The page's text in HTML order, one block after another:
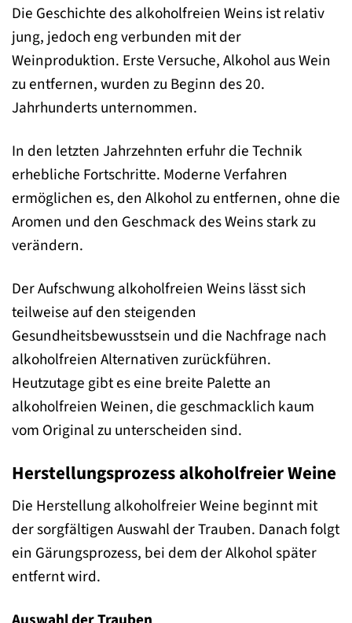
Die Geschichte des alkoholfreien Weins ist relativ
jung, jedoch eng verbunden mit der
Weinproduktion. Erste Versuche, Alkohol aus Wein
zu entfernen, wurden zu Beginn des 20.
Jahrhunderts unternommen.
In den letzten Jahrzehnten erfuhr die Technik
erhebliche Fortschritte. Moderne Verfahren
ermöglichen es, den Alkohol zu entfernen, ohne die
Aromen und den Geschmack des Weins stark zu
verändern.
Der Aufschwung alkoholfreien Weins lässt sich
teilweise auf den steigenden
Gesundheitsbewusstsein und die Nachfrage nach
alkoholfreien Alternativen zurückführen.
Heutzutage gibt es eine breite Palette an
alkoholfreien Weinen, die geschmacklich kaum
vom Original zu unterscheiden sind.
Herstellungsprozess alkoholfreier Weine
Die Herstellung alkoholfreier Weine beginnt mit
der sorgfältigen Auswahl der Trauben. Danach folgt
ein Gärungsprozess, bei dem der Alkohol später
entfernt wird.